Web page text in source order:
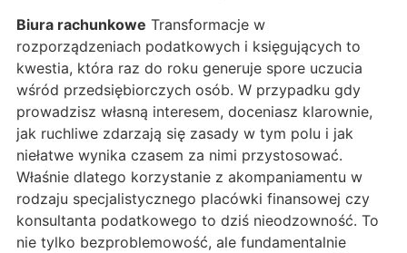
Biura rachunkowe Transformacje w
rozporządzeniach podatkowych i księgujących to
kwestia, która raz do roku generuje spore uczucia
wśród przedsiębiorczych osób. W przypadku gdy
prowadzisz własną interesem, doceniasz klarownie,
jak ruchliwe zdarzają się zasady w tym polu i jak
niełatwe wynika czasem za nimi przystosować.
Właśnie dlatego korzystanie z akompaniamentu w
rodzaju specjalistycznego placówki finansowej czy
konsultanta podatkowego to dziś nieodzowność. To
nie tylko bezproblemowość, ale fundamentalnie